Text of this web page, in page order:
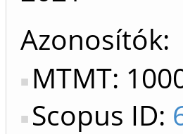
Azonosítók
MTMT:
Scopus ID: